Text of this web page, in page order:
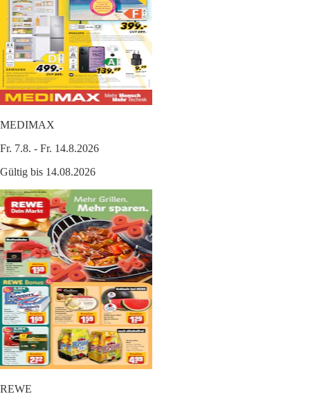
MEDIMAX
Fr. 7.8. - Fr. 14.8.2026
Gültig bis 14.08.2026
REWE